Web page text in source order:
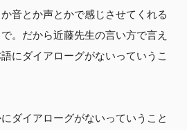
音とか声とかで感じさせてくれる
。だから近藤先生の言い方で言え
にダイアローグがないっていうこ
ダイアローグがないっていうこと